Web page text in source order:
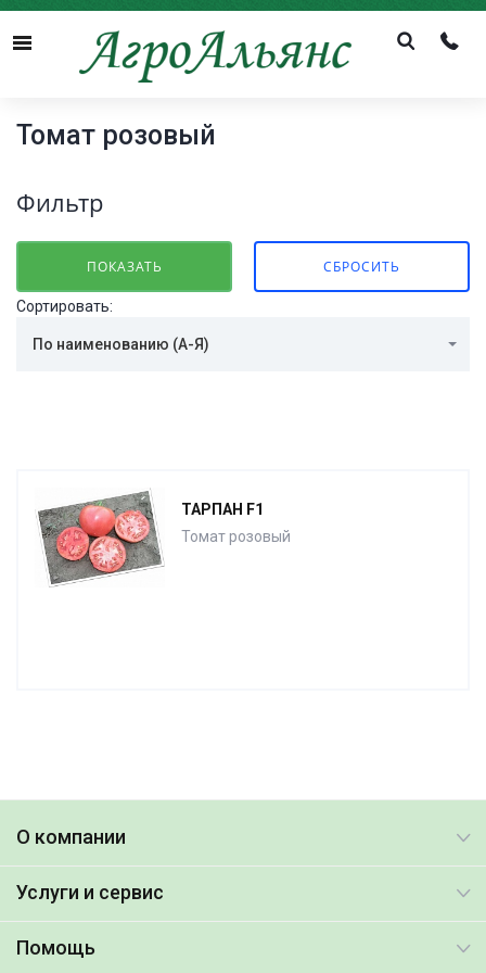
Menu
Томат розовый
Фильтр
Сортировать:
По наименованию (А-Я)
ТАРПАН F1
Томат розовый
О компании
Услуги и сервис
Помощь